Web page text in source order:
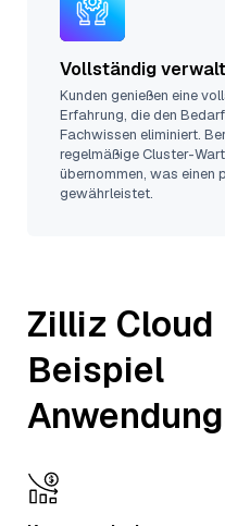
Vollständig
Kunden genießen eine
Erfahrung, die den
Fachwissen eliminiert.
regelmäßige Cluster-
übernommen, was einen
gewährleistet.
Zilliz Cloud
Beispiel